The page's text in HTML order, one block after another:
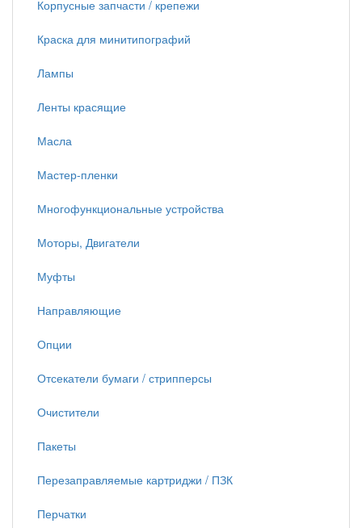
Корпусные запчасти / крепежи
Краска для минитипографий
Лампы
Ленты красящие
Масла
Мастер-пленки
Многофункциональные устройства
Моторы, Двигатели
Муфты
Направляющие
Опции
Отсекатели бумаги / стрипперсы
Очистители
Пакеты
Перезаправляемые картриджи / ПЗК
Перчатки